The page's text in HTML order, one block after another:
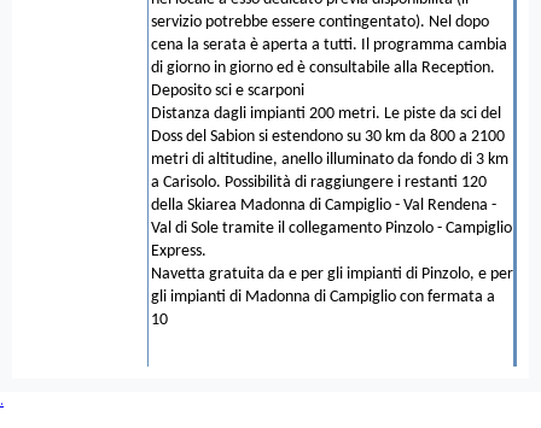
servizio potrebbe essere contingentato). Nel dopo
cena la serata è aperta a tutti. Il programma cambia
di giorno in giorno ed è consultabile alla Reception.
Deposito sci e scarponi
Distanza dagli impianti 200 metri. Le piste da sci del
Doss del Sabion si estendono su 30 km da 800 a 2100
metri di altitudine, anello illuminato da fondo di 3 km
a Carisolo. Possibilità di raggiungere i restanti 120
della Skiarea Madonna di Campiglio - Val Rendena -
Val di Sole tramite il collegamento Pinzolo - Campiglio
Express.
Navetta gratuita da e per gli impianti di Pinzolo, e per
gli impianti di Madonna di Campiglio con fermata a
10
.